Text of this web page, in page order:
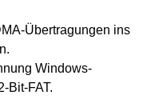
Übertragungen ins
Windows-
Bit-FAT.